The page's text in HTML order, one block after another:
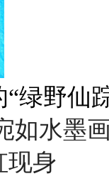
绿野仙
如水墨
现身